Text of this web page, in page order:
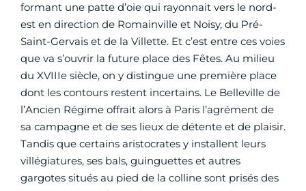
formant une patte d’oie qui rayonnait vers le nord-
est en direction de Romainville et Noisy, du Pré-
Saint-Gervais et de la Villette. Et c’est entre ces voies
que va s’ouvrir la future place des Fêtes. Au milieu
du XVIIIe siècle, on y distingue une première place
dont les contours restent incertains. Le Belleville de
l’Ancien Régime offrait alors à Paris l’agrément de
sa campagne et de ses lieux de détente et de plaisir.
Tandis que certains aristocrates y installent leurs
villégiatures, ses bals, guinguettes et autres
gargotes situés au pied de la colline sont prisés des